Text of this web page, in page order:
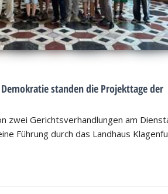
standen die Projekttage der
zwei Gerichtsverhandlungen am
Führung durch das Landhaus